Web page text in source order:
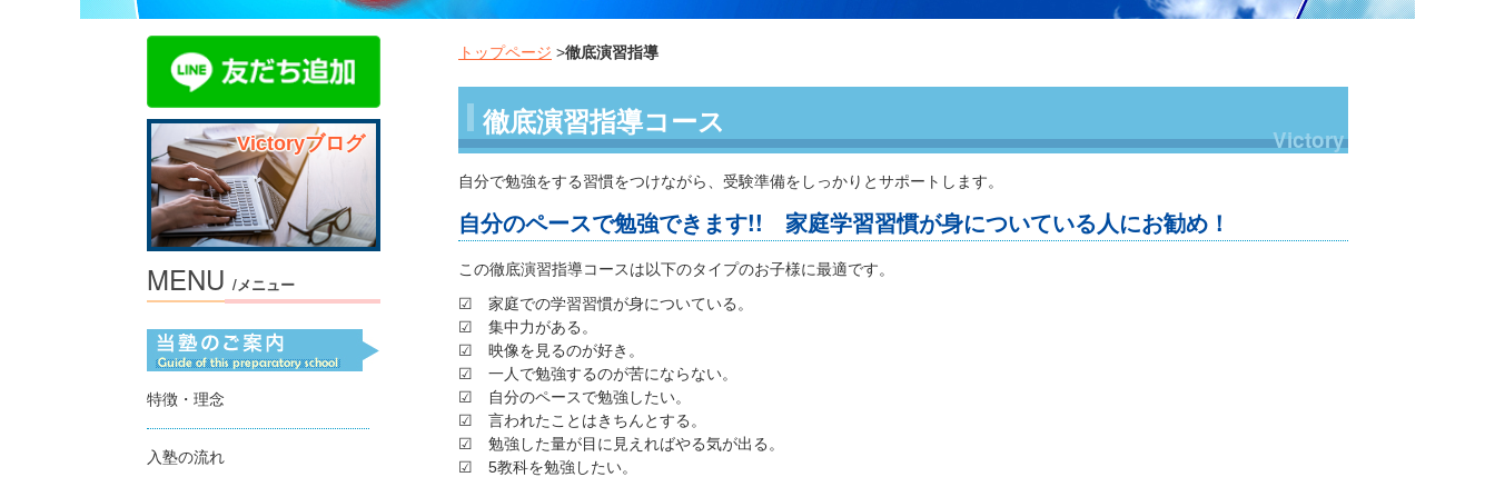
トップページ >徹底演習指導
徹底演習指導コース
自分で勉強をする習慣をつけながら、受験準備をしっかりとサポートします。
自分のペースで勉強できます!! 家庭学習習慣が身についている人にお勧め！
この徹底演習指導コースは以下のタイプのお子様に最適です。
☑ 家庭での学習習慣が身についている。
☑ 集中力がある。
☑ 映像を見るのが好き。
☑ 一人で勉強するのが苦にならない。
☑ 自分のペースで勉強したい。
☑ 言われたことはきちんとする。
☑ 勉強した量が目に見えればやる気が出る。
☑ 5教科を勉強したい。
Victoryブログ
MENU /メニュー
特徴・理念
入塾の流れ